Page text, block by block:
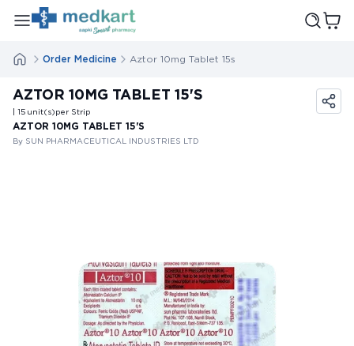
Order Medicine Aztor 10mg Tablet 15s
AZTOR 10MG TABLET 15'S
| 15 unit(s)per Strip
AZTOR 10MG TABLET 15'S
By SUN PHARMACEUTICAL INDUSTRIES LTD